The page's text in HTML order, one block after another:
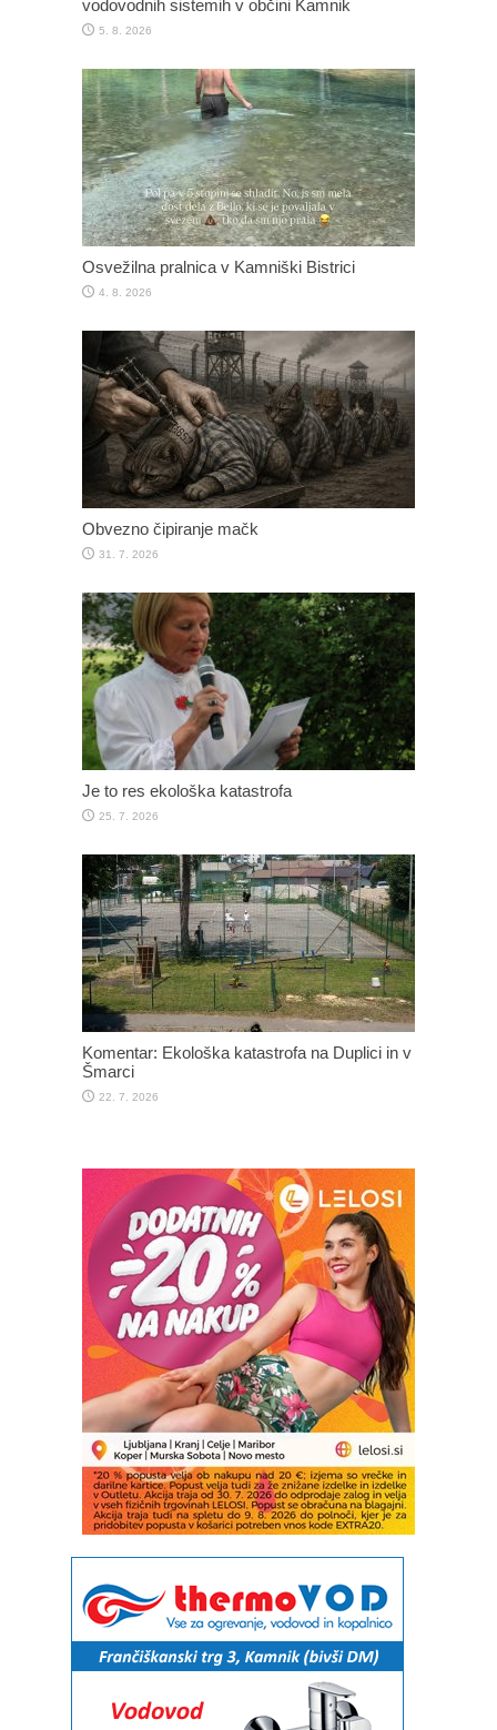
vodovodnih sistemih v občini Kamnik
5. 8. 2026
Osvežilna pralnica v Kamniški Bistrici
4. 8. 2026
Obvezno čipiranje mačk
31. 7. 2026
Je to res ekološka katastrofa
25. 7. 2026
Komentar: Ekološka katastrofa na Duplici in v
Šmarci
22. 7. 2026